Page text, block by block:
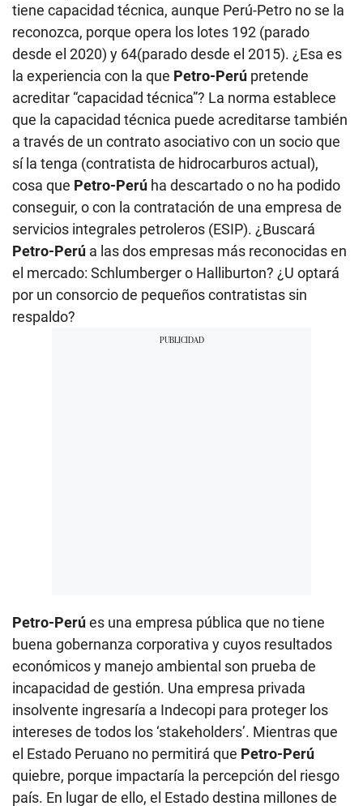
tiene capacidad técnica, aunque Perú-Petro no se la
reconozca, porque opera los lotes 192 (parado
desde el 2020) y 64(parado desde el 2015). ¿Esa es
la experiencia con la que Petro-Perú pretende
acreditar “capacidad técnica”? La norma establece
que la capacidad técnica puede acreditarse también
a través de un contrato asociativo con un socio que
sí la tenga (contratista de hidrocarburos actual),
cosa que Petro-Perú ha descartado o no ha podido
conseguir, o con la contratación de una empresa de
servicios integrales petroleros (ESIP). ¿Buscará
Petro-Perú a las dos empresas más reconocidas en
el mercado: Schlumberger o Halliburton? ¿U optará
por un consorcio de pequeños contratistas sin
respaldo?
Petro-Perúes una empresa pública que no tiene
buena gobernanza corporativa y cuyos resultados
económicos y manejo ambiental son prueba de
incapacidad de gestión. Una empresa privada
insolvente ingresaría a Indecopi para proteger los
intereses de todos los ‘stakeholders’. Mientras que
el Estado Peruano no permitirá que Petro-Perú
quiebre, porque impactaría la percepción del riesgo
país. En lugar de ello, el Estado destina millones de